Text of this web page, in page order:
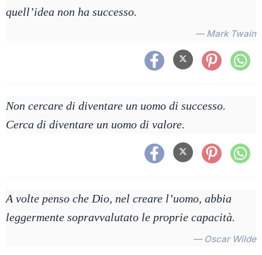
quell’idea non ha successo.
— Mark Twain
Non cercare di diventare un uomo di successo.
Cerca di diventare un uomo di valore.
A volte penso che Dio, nel creare l’uomo, abbia
leggermente sopravvalutato le proprie capacità.
— Oscar Wilde